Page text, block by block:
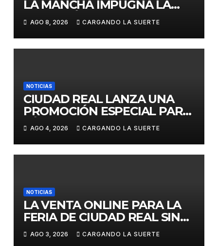
LA MANCHA IMPUGNA LA
LICITACIÓN DE LA CORRIDA
DE DAIMIEL AL CONSIDERAR
VULNERADA LA LIBRE
COMPETENCIA
AGO 8, 2026 CARGANDO LA SUERTE
NOTICIAS
CIUDAD REAL LANZA UNA
PROMOCIÓN ESPECIAL PARA
JÓVENES MENORES DE 25
AÑOS EN LAS DOS GRANDES
CITAS DEL ABONO
AGO 4, 2026 CARGANDO LA SUERTE
NOTICIAS
LA VENTA ONLINE PARA LA
FERIA DE CIUDAD REAL SIN
GASTOS DE GESTION HASTA
EL DOMINGO
AGO 3, 2026 CARGANDO LA SUERTE